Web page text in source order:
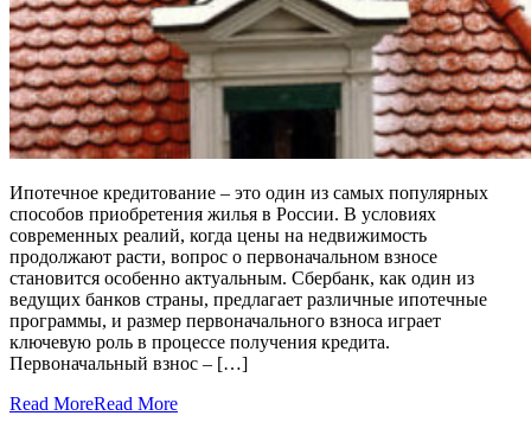
Ипотечное кредитование – это один из самых популярных
способов приобретения жилья в России. В условиях
современных реалий, когда цены на недвижимость
продолжают расти, вопрос о первоначальном взносе
становится особенно актуальным. Сбербанк, как один из
ведущих банков страны, предлагает различные ипотечные
программы, и размер первоначального взноса играет
ключевую роль в процессе получения кредита.
Первоначальный взнос – […]
Read MoreRead More